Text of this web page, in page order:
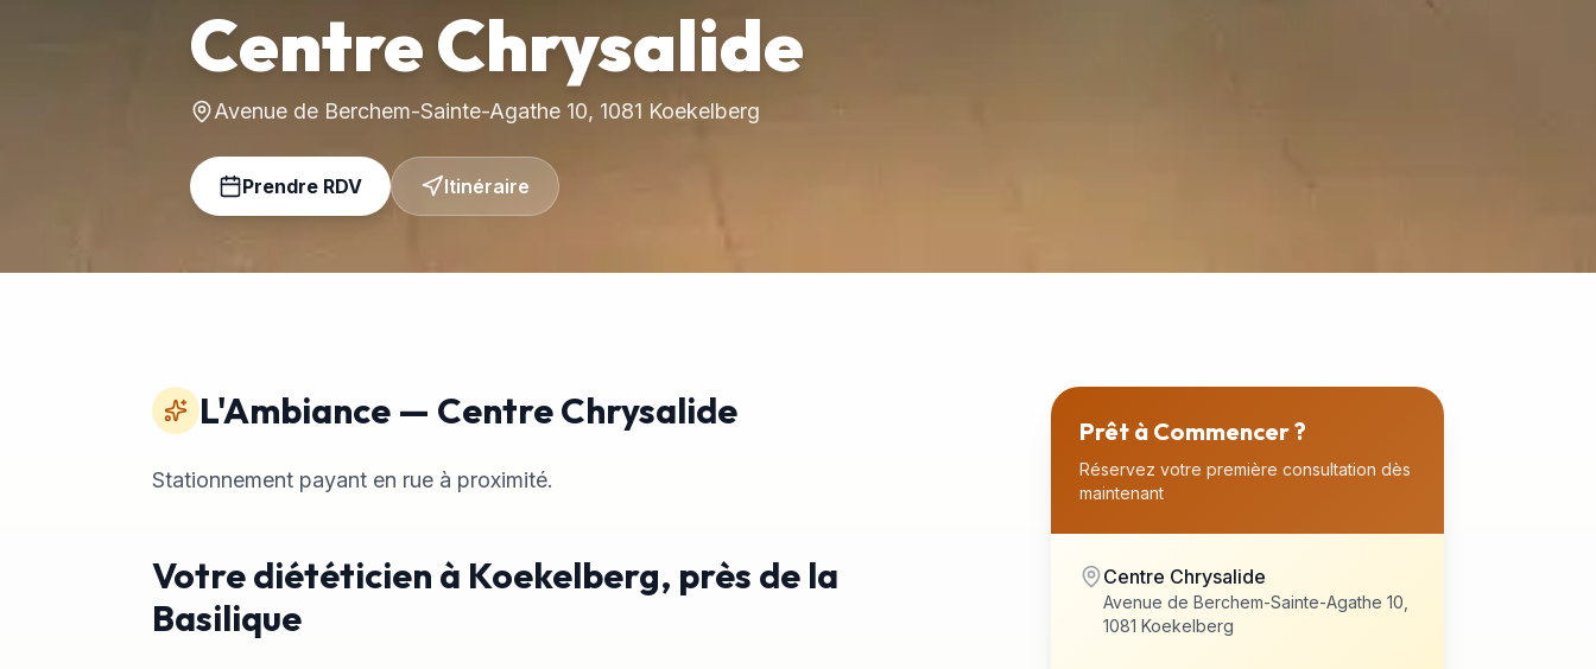
Centre Chrysalide
Avenue de Berchem-Sainte-Agathe 10, 1081 Koekelberg
Prendre RDV Itinéraire
L'Ambiance — Centre Chrysalide
Stationnement payant en rue à proximité.
Votre diététicien à Koekelberg, près de la
Basilique
Prêt à Commencer ?
Réservez votre première consultation dès
maintenant
Centre Chrysalide
Avenue de Berchem-Sainte-Agathe 10,
1081 Koekelberg